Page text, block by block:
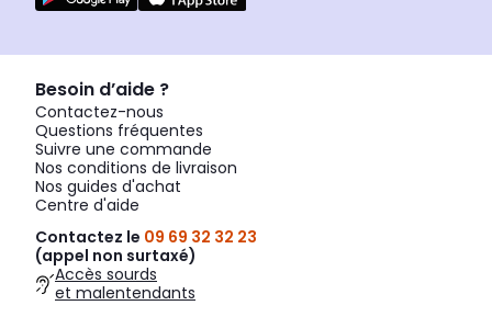
Besoin d’aide ?
Contactez-nous
Questions fréquentes
Suivre une commande
Nos conditions de livraison
Nos guides d'achat
Centre d'aide
Contactez le 09 69 32 32 23
(appel non surtaxé)
Accès sourds
et malentendants